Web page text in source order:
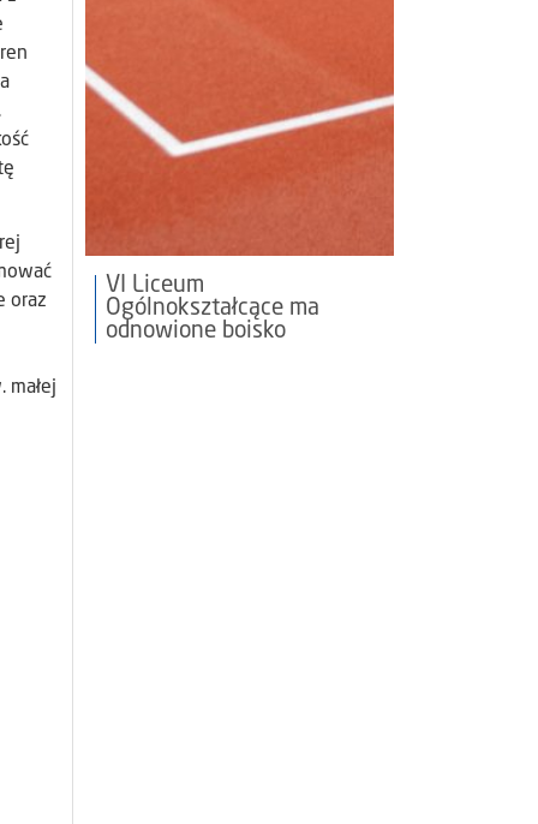
oraz
VI Liceum
Ogólnokształcące ma
odnowione boisko